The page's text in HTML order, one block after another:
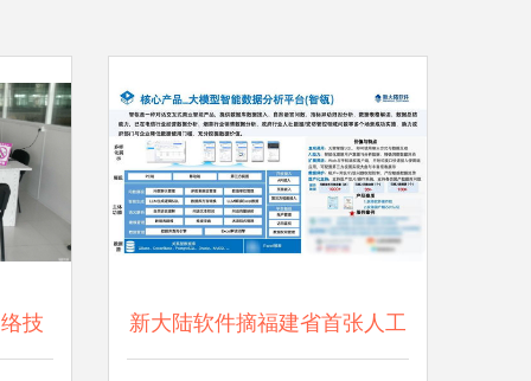
技 新大陆软件摘福建省首张人工